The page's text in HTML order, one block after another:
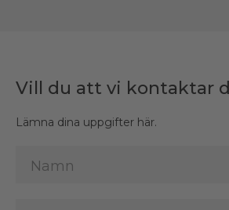
Vill du att vi kontaktar
Lämna dina uppgifter här.